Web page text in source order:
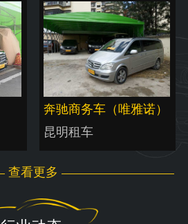
奔驰商务车（唯雅诺）
昆明租车
查看更多